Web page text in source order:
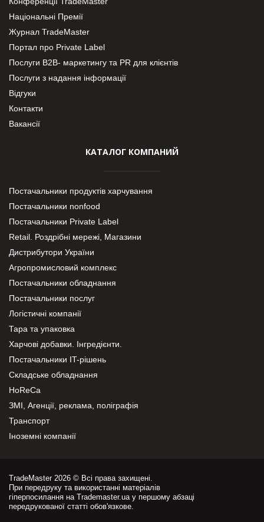
Національні Премії
Журнал TradeMaster
Портал про Private Label
Послуги В2В- маркетингу та PR для клієнтів
Послуги з надання інформації
Відгуки
Контакти
Вакансії
КАТАЛОГ КОМПАНИЙ
Постачальники продуктів харчування
Постачальники nonfood
Постачальники Private Label
Retail. Роздрібні мережі, Магазини
Дистрибутори України
Агропромисловий комплекс
Постачальники обладнання
Постачальники послуг
Логістичні компанії
Тара та упаковка
Харчові добавки. Інгредієнти.
Постачальники IT-рішень
Складське обладнання
HoReCa
ЗМІ, Агенції, реклама, поліграфія
Транспорт
Іноземні компанії
TradeMaster 2026 © Всі права захищені.
При передруку та використанні матеріалів
гіперпосилання на Trademaster.ua у першому абзаці
передрукованої статті обов'язкове.